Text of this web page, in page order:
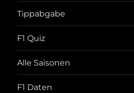
Tippabgabe
F1 Quiz
Alle Saisonen
F1 Daten